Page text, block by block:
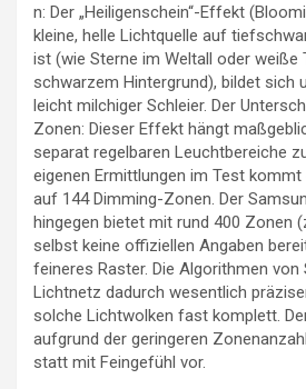
n: Der „Heiligenschein“-Effekt
kleine, helle Lichtquelle auf
ist (wie Sterne im Weltall oder weiße
schwarzem Hintergrund), bildet sich
leicht milchiger Schleier. Der
Zonen: Dieser Effekt hängt
separat regelbaren Leuchtbereiche
eigenen Ermittlungen im Test kommt
auf 144 Dimming-Zonen. Der
hingegen bietet mit rund 400 Zonen
selbst keine offiziellen Angaben
feineres Raster. Die Algorithmen
Lichtnetz dadurch wesentlich
solche Lichtwolken fast komplett.
aufgrund der geringeren
statt mit Feingefühl vor.